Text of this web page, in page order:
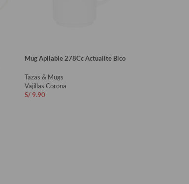
Mug Apilable 278Cc Actualite Blco
Tazas & Mugs
Vajillas Corona
S/9.90